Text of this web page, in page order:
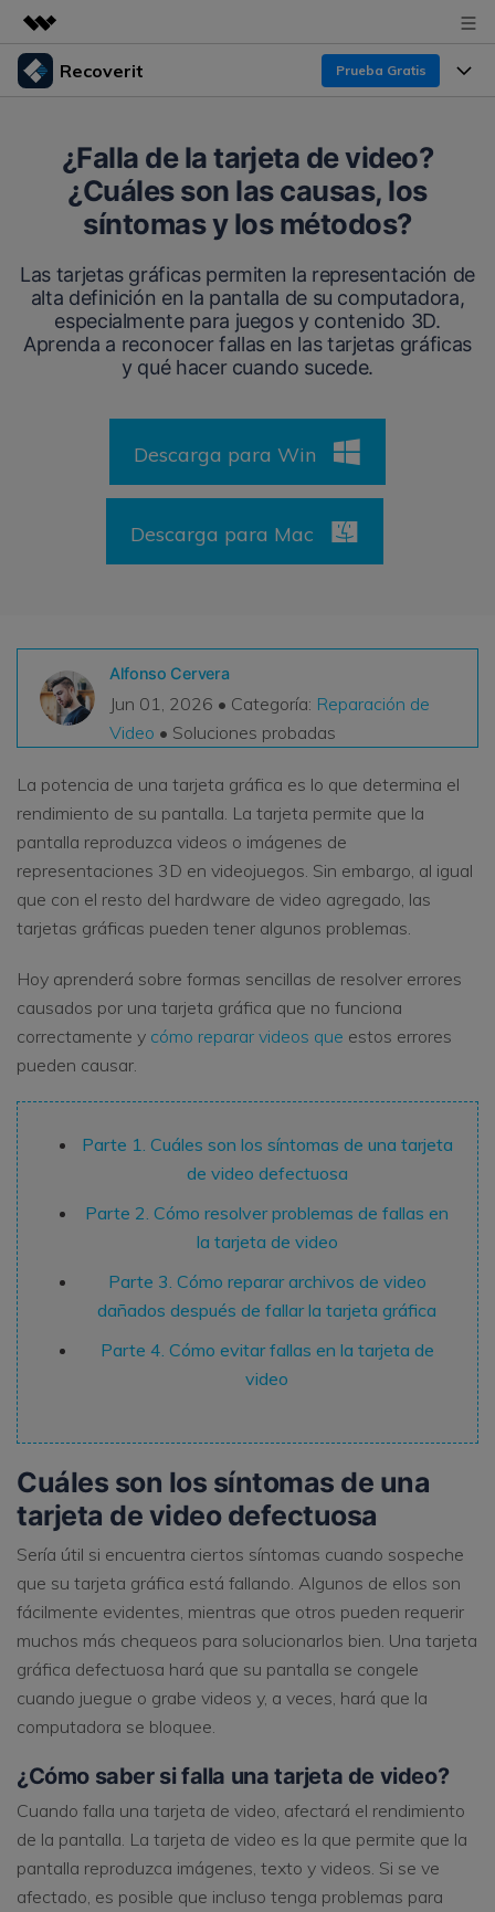
Productos destacados
Utilidades
Empresas
Resumen
Soluciones
Quiénes somos
Sala de prensa
Tienda
Recoverit Prueba Gratis
Recoverit para Windows
Líder en recuperación para Windows
Pruébalo Gratis
Repairit - Reparar Datos
UBackit - Respaldar Datos
Funciones
Recuperar Medios Borrados
Soluciones de Recuperación Exclusivas Nuevo
Escenarios de Pérdida de Datos
Recursos
Por qué Recoverit
Experto en Recuperación de Datos
Temas Destacados
DESCARGAR Sign In
¿Falla de la tarjeta de video?
¿Cuáles son las causas, los
síntomas y los métodos?
Las tarjetas gráficas permiten la representación de
alta definición en la pantalla de su computadora,
especialmente para juegos y contenido 3D.
Aprenda a reconocer fallas en las tarjetas gráficas
y qué hacer cuando sucede.
Descarga para Win
Descarga para Mac
Alfonso Cervera
Jun 01, 2026 • Categoría: Reparación de
Video • Soluciones probadas
La potencia de una tarjeta gráfica es lo que determina el
rendimiento de su pantalla. La tarjeta permite que la
pantalla reproduzca videos o imágenes de
representaciones 3D en videojuegos. Sin embargo, al igual
que con el resto del hardware de video agregado, las
tarjetas gráficas pueden tener algunos problemas.
Hoy aprenderá sobre formas sencillas de resolver errores
causados ​​por una tarjeta gráfica que no funciona
correctamente y cómo reparar videos que estos errores
pueden causar.
Parte 1. Cuáles son los síntomas de una tarjeta
de video defectuosa
Parte 2. Cómo resolver problemas de fallas en
la tarjeta de video
Parte 3. Cómo reparar archivos de video
dañados después de fallar la tarjeta gráfica
Parte 4. Cómo evitar fallas en la tarjeta de
video
Cuáles son los síntomas de una
tarjeta de video defectuosa
Sería útil si encuentra ciertos síntomas cuando sospeche
que su tarjeta gráfica está fallando. Algunos de ellos son
fácilmente evidentes, mientras que otros pueden requerir
muchos más chequeos para solucionarlos bien. Una tarjeta
gráfica defectuosa hará que su pantalla se congele
cuando juegue o grabe videos y, a veces, hará que la
computadora se bloquee.
¿Cómo saber si falla una tarjeta de video?
Cuando falla una tarjeta de video, afectará el rendimiento
de la pantalla. La tarjeta de video es la que permite que la
pantalla reproduzca imágenes, texto y videos. Si se ve
afectado, es posible que incluso tenga problemas para